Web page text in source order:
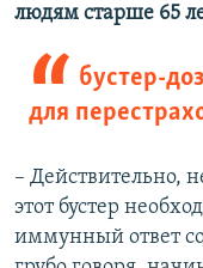
людям старше 65
бустер-
для
– Действительно,
этот бустер
иммунный ответ